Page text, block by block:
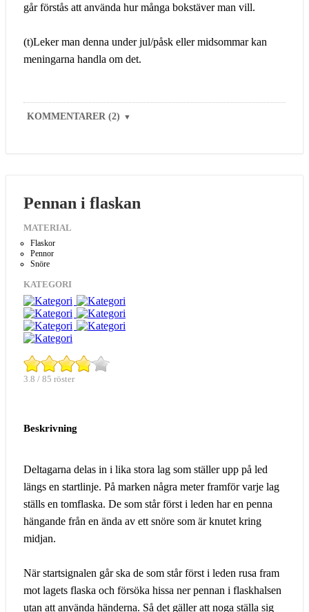
går förstås att använda hur många bokstäver man vill.
(t)Leker man denna under jul/påsk eller midsommar kan
meningarna handla om det.
KOMMENTARER (2) ▼
Pennan i flaskan
MATERIAL
Flaskor
Pennor
Snöre
KATEGORI
3.8 / 85 röster
Beskrivning
Deltagarna delas in i lika stora lag som ställer upp på led
längs en startlinje. På marken några meter framför varje lag
ställs en tomflaska. De som står först i leden har en penna
hängande från en ända av ett snöre som är knutet kring
midjan.
När startsignalen går ska de som står först i leden rusa fram
mot lagets flaska och försöka hissa ner pennan i flaskhalsen
utan att använda händerna. Så det gäller att noga ställa sig